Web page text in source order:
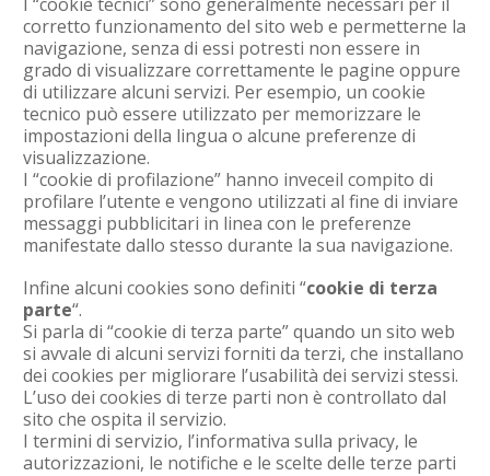
corretto funzionamento del sito web e permetterne la
navigazione, senza di essi potresti non essere in
grado di visualizzare correttamente le pagine oppure
di utilizzare alcuni servizi. Per esempio, un cookie
tecnico può essere utilizzato per memorizzare le
impostazioni della lingua o alcune preferenze di
visualizzazione.
I “cookie di profilazione” hanno inveceil compito di
profilare l’utente e vengono utilizzati al fine di inviare
messaggi pubblicitari in linea con le preferenze
manifestate dallo stesso durante la sua navigazione.
Infine alcuni cookies sono definiti “cookie di terza
parte“.
Si parla di “cookie di terza parte” quando un sito web
si avvale di alcuni servizi forniti da terzi, che installano
dei cookies per migliorare l’usabilità dei servizi stessi.
L’uso dei cookies di terze parti non è controllato dal
sito che ospita il servizio.
I termini di servizio, l’informativa sulla privacy, le
autorizzazioni, le notifiche e le scelte delle terze parti